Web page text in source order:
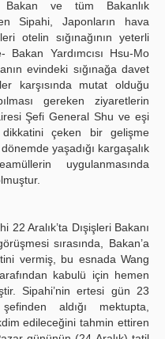
ve tüm Bakanlık
Sipahi, Japonların hava
otelin sığınağının yeterli
Yardımcısı Hsu-Mo
evindeki sığınağa davet
karşısında mutat olduğu
gereken ziyaretlerin
Şefi General Shu ve eşi
dikkatini çeken bir gelişme
yaşadığı kargaşalık
uygulanmasında
22 Aralık’ta Dışişleri Bakanı
sırasında, Bakan’a
vermiş, bu esnada Wang
kabulü için hemen
Sipahi’nin ertesi gün 23
aldığı mektupta,
edileceğini tahmin ettiren